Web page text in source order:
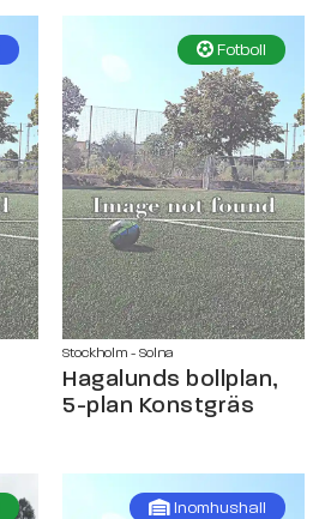
Fotboll
Stockholm - Solna
Hagalunds bollplan,
5-plan Konstgräs
Inomhushall